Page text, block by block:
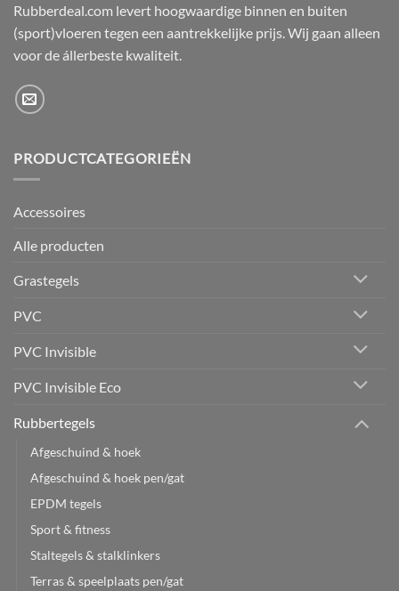
Rubberdeal.com levert hoogwaardige binnen en buiten
(sport)vloeren tegen een aantrekkelijke prijs. Wij gaan alleen
voor de állerbeste kwaliteit.
PRODUCTCATEGORIEËN
Accessoires
Alle producten
Grastegels
PVC
PVC Invisible
PVC Invisible Eco
Rubbertegels
Afgeschuind & hoek
Afgeschuind & hoek pen/gat
EPDM tegels
Sport & fitness
Staltegels & stalklinkers
Terras & speelplaats pen/gat